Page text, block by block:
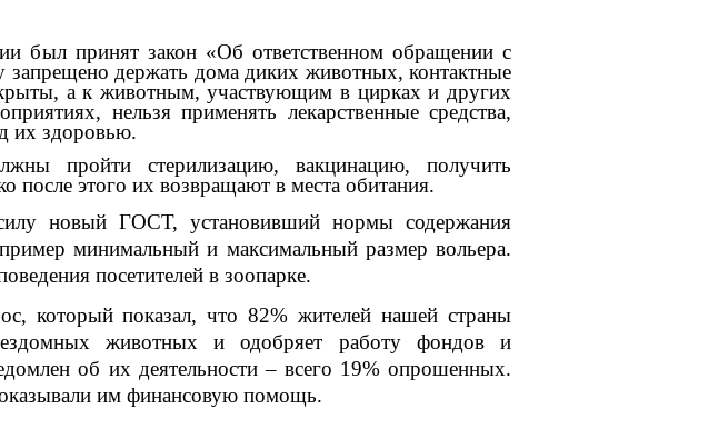
был принят закон «Об ответственном обращении с
держать дома диких животных, контактные
а к животным, участвующим в цирках и других
нельзя применять лекарственные средства,
их здоровью.
пройти стерилизацию, вакцинацию, получить
после этого их возвращают в места обитания.
новый ГОСТ, установивший нормы содержания
минимальный и максимальный размер вольера.
посетителей в зоопарке.
который показал, что 82% жителей нашей страны
животных и одобряет работу фондов и
об их деятельности – всего 19% опрошенных.
им финансовую помощь.